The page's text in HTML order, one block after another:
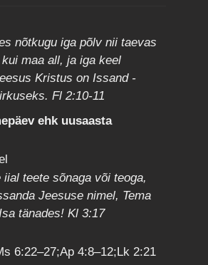
nõtkugu iga põlv nii taevas
maa all, ja iga keel
Kristus on Issand -
Fl 2:10-11
ehk uusaasta
teete sõnaga või teoga,
Jeesuse nimel, Tema
tänades! Kl 3:17
6:22–27;Ap 4:8–12;Lk 2:21